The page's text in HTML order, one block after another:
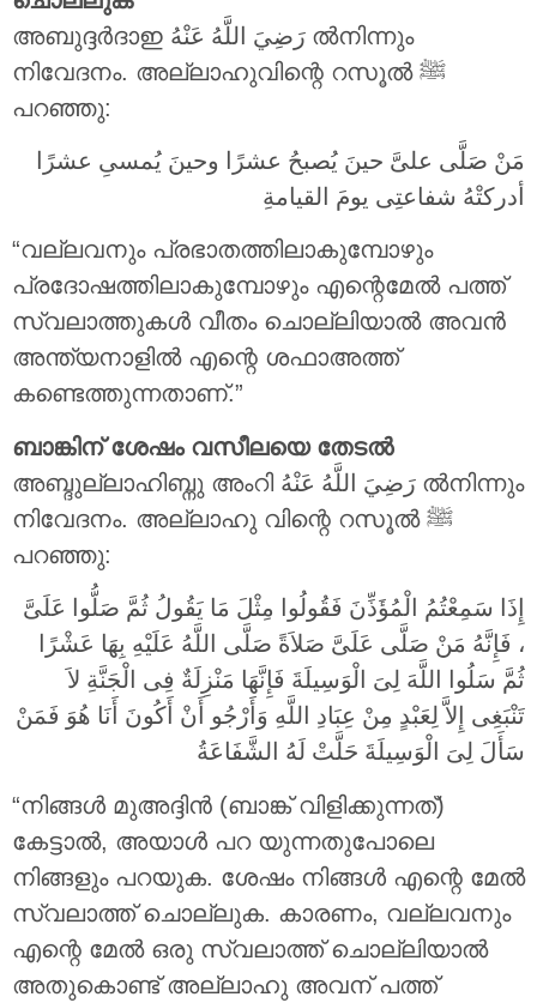
അബുദ്ദർദാഇ
ൽനിന്നും
നിവേദനം. അല്ലാഹുവിന്റെ റസൂൽ ‎ﷺ
പറഞ്ഞു:
مَنْ صَلَّى علىَّ حينَ يُصبحُ عشرًا وحينَ يُمسىِ عشرًا
أدركتْهُ شفاعتِى يومَ القيامةِ
“വല്ലവനും പ്രഭാതത്തിലാകുമ്പോഴും
പ്രദോഷത്തിലാകുമ്പോഴും എന്റെമേൽ പത്ത്
സ്വലാത്തുകൾ വീതം ചൊല്ലിയാൽ അവൻ
അന്ത്യനാളിൽ എന്റെ ശഫാഅത്ത്
കണ്ടെത്തുന്നതാണ്.”
ബാങ്കിന് ശേഷം വസീലയെ തേടൽ
അബ്ദുല്ലാഹിബ്നു അംറി
ൽനിന്നും
നിവേദനം. അല്ലാഹു വിന്റെ റസൂൽ ‎ﷺ
പറഞ്ഞു:
إِذَا سَمِعْتُمُ الْمُؤَذِّنَ فَقُولُوا مِثْلَ مَا يَقُولُ ثُمَّ صَلُّوا عَلَىَّ
، فَإِنَّهُ مَنْ صَلَّى عَلَىَّ صَلاَةً صَلَّى اللَّهُ عَلَيْهِ بِهَا عَشْرًا
ثُمَّ سَلُوا اللَّهَ لِىَ الْوَسِيلَةَ فَإِنَّهَا مَنْزِلَةٌ فِى الْجَنَّةِ لاَ
تَنْبَغِى إِلاَّ لِعَبْدٍ مِنْ عِبَادِ اللَّهِ وَأَرْجُو أَنْ أَكُونَ أَنَا هُوَ فَمَنْ
سَأَلَ لِىَ الْوَسِيلَةَ حَلَّتْ لَهُ الشَّفَاعَةُ
“നിങ്ങൾ മുഅദ്ദിൻ (ബാങ്ക് വിളിക്കുന്നത്)
കേട്ടാൽ, അയാൾ പറ യുന്നതുപോലെ
നിങ്ങളും പറയുക. ശേഷം നിങ്ങൾ എന്റെ മേൽ
സ്വലാത്ത് ചൊല്ലുക. കാരണം, വല്ലവനും
എന്റെ മേൽ ഒരു സ്വലാത്ത് ചൊല്ലിയാൽ
അതുകൊണ്ട് അല്ലാഹു അവന് പത്ത്